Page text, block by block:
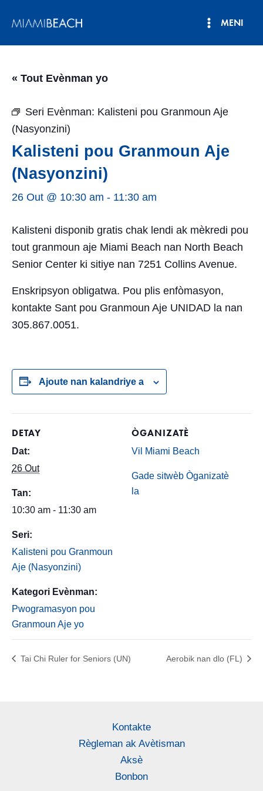
nan
MENI
« Tout Evènman yo
Seri Evènman: Kalisteni pou Granmoun Aje
(Nasyonzini)
Kalisteni pou Granmoun Aje
(Nasyonzini)
26 Out @ 10:30 am - 11:30 am
Kalisteni disponib gratis chak lendi ak mèkredi pou
tout granmoun aje Miami Beach nan North Beach
Senior Center ki sitiye nan 7251 Collins Avenue.
Enskripsyon obligatwa. Pou plis enfòmasyon,
kontakte Sant pou Granmoun Aje UNIDAD la nan
305.867.0051.
Ajoute nan kalandriye a
DETAY
Dat:
26 Out
Tan:
10:30 am - 11:30 am
Seri:
Kalisteni pou Granmoun
Aje (Nasyonzini)
Kategori Evènman:
Pwogramasyon pou
Granmoun Aje yo
ÒGANIZATÈ
Vil Miami Beach
Gade sitwèb Òganizatè
la
Tai Chi Ruler for Seniors (UN) Aerobik nan dlo (FL)
Kontakte
Règleman ak Avètisman
Aksè
Bonbon